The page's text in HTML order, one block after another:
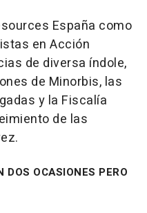
España como
en Acción
de diversa índole,
de Minorbis, las
y la Fiscalía
de las
DOS OCASIONES PERO